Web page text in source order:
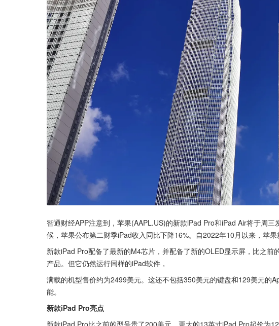
智通财经APP注意到，苹果(AAPL.US)的新款iPad Pro和iPad Air将于周
候，苹果公布第二财季iPad收入同比下降16%。自2022年10月以来，苹果
新款iPad Pro配备了最新的M4芯片，并配备了新的OLED显示屏，比之
产品。但它仍然运行同样的iPad软件，
满载的机型售价约为2499美元。这还不包括350美元的键盘和129美元的
能。
新款iPad Pro亮点
新款iPad Pro比之前的型号贵了200美元。更大的13英寸iPad Pro起价为